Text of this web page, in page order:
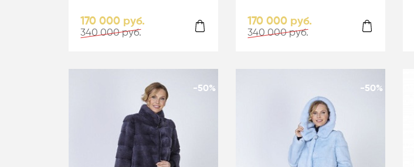
170 000 руб.
340 000 руб.
170 000 руб.
340 000 руб.
-50% -50%